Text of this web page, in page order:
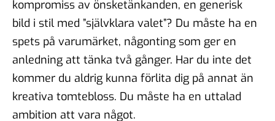
kompromiss av önsketänkanden, en generisk
bild i stil med ”självklara valet”? Du måste ha en
spets på varumärket, någonting som ger en
anledning att tänka två gånger. Har du inte det
kommer du aldrig kunna förlita dig på annat än
kreativa tomtebloss. Du måste ha en uttalad
ambition att vara något.